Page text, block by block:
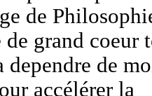
de
grand coeur
dependre de
accélérer la